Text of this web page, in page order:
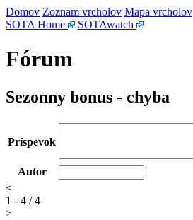
Domov Zoznam vrcholov Mapa vrcholov
SOTA Home
SOTAwatch
Fórum
Sezonny bonus - chyba
Príspevok
Autor
<
1 - 4 / 4
>